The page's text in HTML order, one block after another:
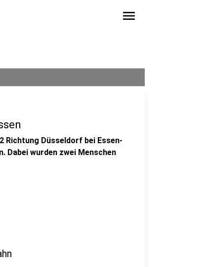
menu
Richtung Düsseldorf bei Essen-
Dabei wurden zwei Menschen